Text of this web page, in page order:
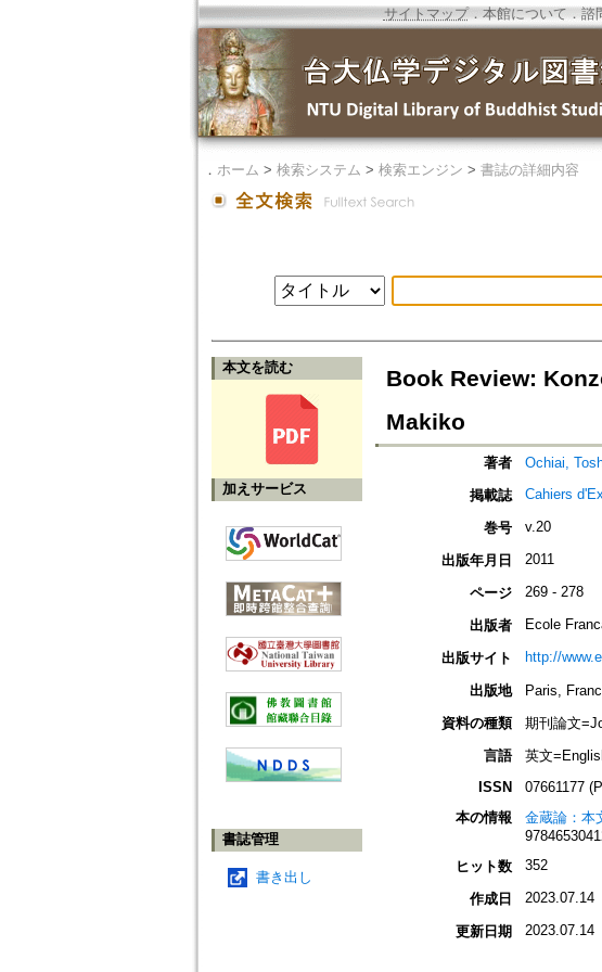
サイトマップ．本館について ． 諮
． ホーム > 検索システム > 検索エンジン > 書誌の詳細内容
本文を読む
加えサービス
書誌管理
書き出し
Book Review:
Makiko
著者 Ochiai,
掲載誌
Cahiers
巻号 v.20
出版年月日 2011
ページ 269 - 278
出版者 Ecole
出版サイト http://
出版地
Paris,
資料の種類
期刊論文
言語
英文
ISSN
07661177
本の情報
金蔵論：本
ヒット数
352
作成日 2023.07.14
更新日期 2023.07.14